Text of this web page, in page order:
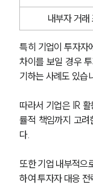
내부자 거래
특히 기업이 투자자
차이를 보일 경우
기하는 사례도 있습
따라서 기업은 IR
률적 책임까지 고
다.
또한 기업 내부적으
하여 투자자 대응 전